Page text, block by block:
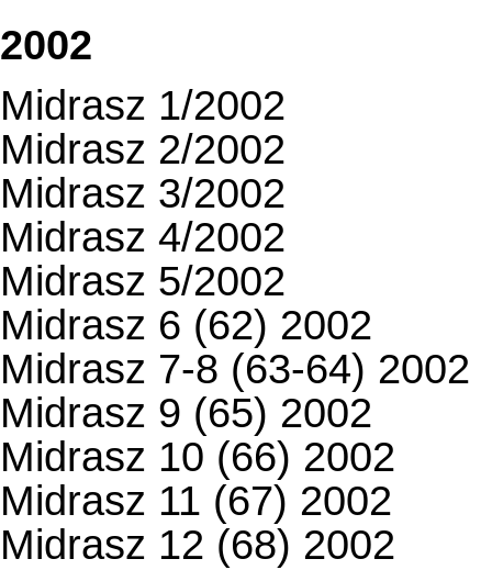
2002
Midrasz 1/2002
Midrasz 2/2002
Midrasz 3/2002
Midrasz 4/2002
Midrasz 5/2002
Midrasz 6 (62) 2002
Midrasz 7-8 (63-64) 2002
Midrasz 9 (65) 2002
Midrasz 10 (66) 2002
Midrasz 11 (67) 2002
Midrasz 12 (68) 2002